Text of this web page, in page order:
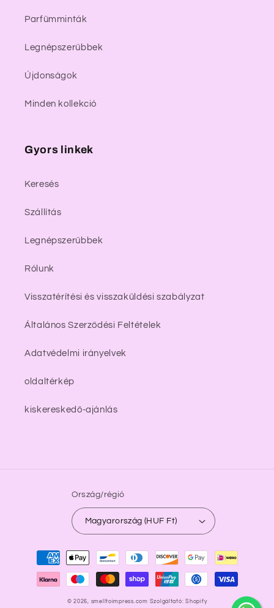
Parfümminták
Legnépszerűbbek
Újdonságok
Minden kollekció
Gyors linkek
Keresés
Szállítás
Legnépszerűbbek
Rólunk
Visszatérítési és visszaküldési szabályzat
Általános Szerződési Feltételek
Adatvédelmi irányelvek
oldaltérkép
kiskereskedő-ajánlás
Ország/régió
Magyarország (HUF Ft)
Fizetési
módok
© 2026, smelltoimpress.com Szolgáltató: Shopify